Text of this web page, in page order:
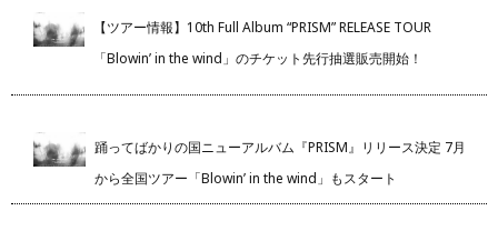
【ツアー情報】10th Full Album “PRISM” RELEASE TOUR
「Blowin’ in the wind」のチケット先行抽選販売開始！
踊ってばかりの国ニューアルバム『PRISM』リリース決定 7月
から全国ツアー「Blowin’ in the wind」もスタート